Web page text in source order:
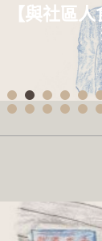
【與社區
【與社區